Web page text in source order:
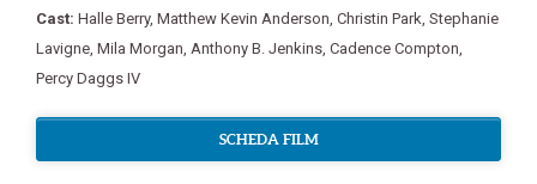
Cast: Halle Berry, Matthew Kevin Anderson, Christin Park, Stephanie
Lavigne, Mila Morgan, Anthony B. Jenkins, Cadence Compton,
Percy Daggs IV
SCHEDA FILM